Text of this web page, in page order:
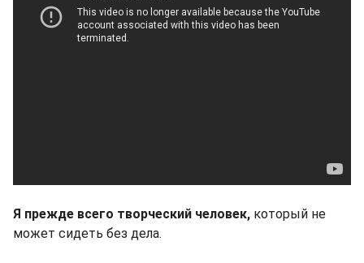
Я прежде всего творческий человек, который не
может сидеть без дела.